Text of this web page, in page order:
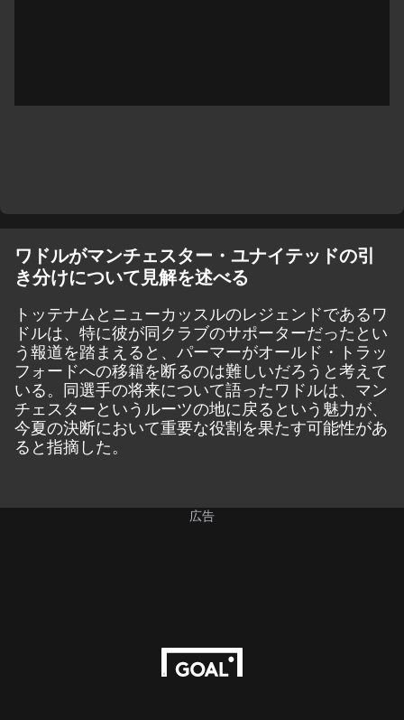
ワドルがマンチェスター・ユナイテッドの引
き分けについて見解を述べる
トッテナムとニューカッスルのレジェンドであるワ
ドルは、特に彼が同クラブのサポーターだったとい
う報道を踏まえると、パーマーがオールド・トラッ
フォードへの移籍を断るのは難しいだろうと考えて
いる。同選手の将来について語ったワドルは、マン
チェスターというルーツの地に戻るという魅力が、
今夏の決断において重要な役割を果たす可能性があ
ると指摘した。
広告